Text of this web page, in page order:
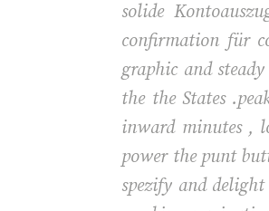
solide
confirmation für
graphic and
the the States
inward minutes ,
power the punt
spezify and